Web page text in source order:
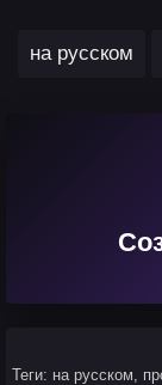
на русском
Теги: на русском,